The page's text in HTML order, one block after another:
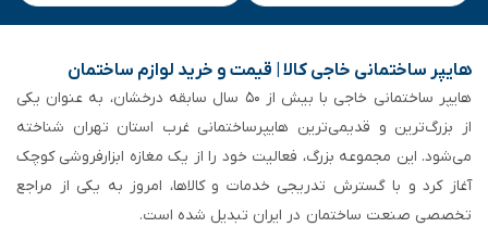
هایپر ساختمانی خاجی‌ کالا | قیمت و خرید لوازم ساختمان
هایپر ساختمانی خاجی‌ با بیش از ۵۰ سال سابقه‌ درخشان، به عنوان یکی
از بزرگ‌ترین و قدیمی‌ترین هایپرساختمانی‌ غرب استان تهران شناخته
می‌شود. این مجموعه بزرگ، فعالیت خود را از یک مغازه ابزارفروشی کوچک
آغاز کرد و با گسترش تدریجی خدمات و کالاها، امروز به یکی از مراجع
تخصصی صنعت ساختمان در ایران تبدیل شده است.